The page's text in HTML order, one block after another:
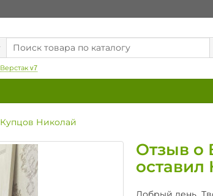
Верстак v7
Купцов Николай
Отзыв о
оставил